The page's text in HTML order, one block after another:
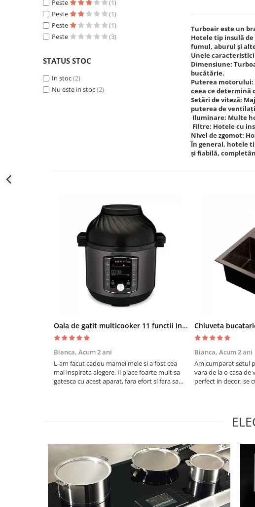
Peste
(1)
Peste
(1)
Peste
(1)
Peste
(3)
STATUS STOC
In stoc(2)
Nu este in stoc(2)
Turboair este un
Hotele tip insulă
fumul, aburul și
Unele
Dimensiune:
bucătărie.
Puterea motorului:
ceea ce determină
Setări de viteză:
puterea de
Iluminare: Multe
Filtre: Hotele cu
Nivel de zgomot:
În general, hotele
și fiabilă,
Oala de gatit multicooker 11 functii Instant Pot Pro Crisp 8 + Air Fryer 7.6 lt
Bianca, Acum 2 ani
L-am facut cadou mamei mele si a fost cea
mai inspirata alegere. Ii place foarte mult sa
gatesca cu acest aparat, fara efort si fara sa
Bianca, Acum 2 ani
Am cumparat setul
vara de la o casa de
perfect in decor, se